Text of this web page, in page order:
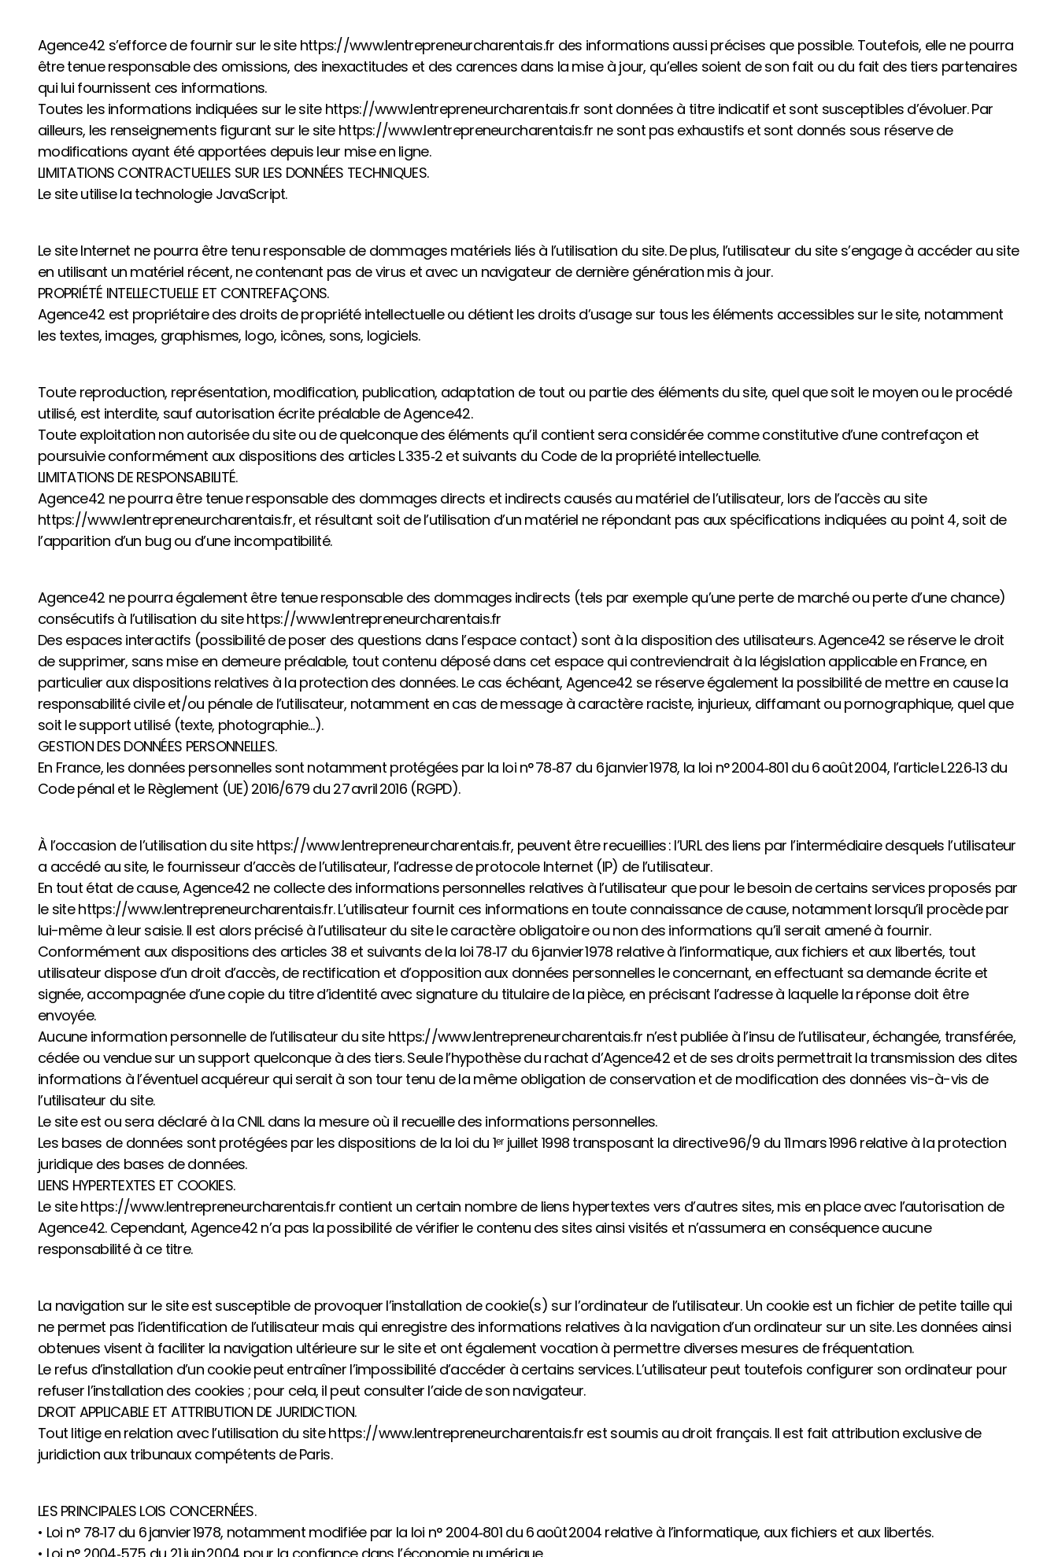
Agence42 s’efforce de fournir sur le site https://www.lentrepreneurcharentais.fr des informations aussi précises que possible. Toutefois, elle ne pourra
être tenue responsable des omissions, des inexactitudes et des carences dans la mise à jour, qu’elles soient de son fait ou du fait des tiers partenaires
qui lui fournissent ces informations.
Toutes les informations indiquées sur le site https://www.lentrepreneurcharentais.fr sont données à titre indicatif et sont susceptibles d’évoluer. Par
ailleurs, les renseignements figurant sur le site https://www.lentrepreneurcharentais.fr ne sont pas exhaustifs et sont donnés sous réserve de
modifications ayant été apportées depuis leur mise en ligne.
LIMITATIONS CONTRACTUELLES SUR LES DONNÉES TECHNIQUES.
Le site utilise la technologie JavaScript.
Le site Internet ne pourra être tenu responsable de dommages matériels liés à l’utilisation du site. De plus, l’utilisateur du site s’engage à accéder au site
en utilisant un matériel récent, ne contenant pas de virus et avec un navigateur de dernière génération mis à jour.
PROPRIÉTÉ INTELLECTUELLE ET CONTREFAÇONS.
Agence42 est propriétaire des droits de propriété intellectuelle ou détient les droits d’usage sur tous les éléments accessibles sur le site, notamment
les textes, images, graphismes, logo, icônes, sons, logiciels.
Toute reproduction, représentation, modification, publication, adaptation de tout ou partie des éléments du site, quel que soit le moyen ou le procédé
utilisé, est interdite, sauf autorisation écrite préalable de Agence42.
Toute exploitation non autorisée du site ou de quelconque des éléments qu’il contient sera considérée comme constitutive d’une contrefaçon et
poursuivie conformément aux dispositions des articles L 335‑2 et suivants du Code de la propriété intellectuelle.
LIMITATIONS DE RESPONSABILITÉ.
Agence42 ne pourra être tenue responsable des dommages directs et indirects causés au matériel de l’utilisateur, lors de l’accès au site
https://www.lentrepreneurcharentais.fr, et résultant soit de l’utilisation d’un matériel ne répondant pas aux spécifications indiquées au point 4, soit de
l’apparition d’un bug ou d’une incompatibilité.
Agence42 ne pourra également être tenue responsable des dommages indirects (tels par exemple qu’une perte de marché ou perte d’une chance)
consécutifs à l’utilisation du site https://www.lentrepreneurcharentais.fr
Des espaces interactifs (possibilité de poser des questions dans l’espace contact) sont à la disposition des utilisateurs. Agence42 se réserve le droit
de supprimer, sans mise en demeure préalable, tout contenu déposé dans cet espace qui contreviendrait à la législation applicable en France, en
particulier aux dispositions relatives à la protection des données. Le cas échéant, Agence42 se réserve également la possibilité de mettre en cause la
responsabilité civile et/ou pénale de l’utilisateur, notamment en cas de message à caractère raciste, injurieux, diffamant ou pornographique, quel que
soit le support utilisé (texte, photographie…).
GESTION DES DONNÉES PERSONNELLES.
En France, les données personnelles sont notamment protégées par la loi n° 78‑87 du 6 janvier 1978, la loi n° 2004‑801 du 6 août 2004, l’article L 226‑13 du
Code pénal et le Règlement (UE) 2016/679 du 27 avril 2016 (RGPD).
À l’occasion de l’utilisation du site https://www.lentrepreneurcharentais.fr, peuvent être recueillies : l’URL des liens par l’intermédiaire desquels l’utilisateur
a accédé au site, le fournisseur d’accès de l’utilisateur, l’adresse de protocole Internet (IP) de l’utilisateur.
En tout état de cause, Agence42 ne collecte des informations personnelles relatives à l’utilisateur que pour le besoin de certains services proposés par
le site https://www.lentrepreneurcharentais.fr. L’utilisateur fournit ces informations en toute connaissance de cause, notamment lorsqu’il procède par
lui-même à leur saisie. Il est alors précisé à l’utilisateur du site le caractère obligatoire ou non des informations qu’il serait amené à fournir.
Conformément aux dispositions des articles 38 et suivants de la loi 78‑17 du 6 janvier 1978 relative à l’informatique, aux fichiers et aux libertés, tout
utilisateur dispose d’un droit d’accès, de rectification et d’opposition aux données personnelles le concernant, en effectuant sa demande écrite et
signée, accompagnée d’une copie du titre d’identité avec signature du titulaire de la pièce, en précisant l’adresse à laquelle la réponse doit être
envoyée.
Aucune information personnelle de l’utilisateur du site https://www.lentrepreneurcharentais.fr n’est publiée à l’insu de l’utilisateur, échangée, transférée,
cédée ou vendue sur un support quelconque à des tiers. Seule l’hypothèse du rachat d’Agence42 et de ses droits permettrait la transmission des dites
informations à l’éventuel acquéreur qui serait à son tour tenu de la même obligation de conservation et de modification des données vis-à-vis de
l’utilisateur du site.
Le site est ou sera déclaré à la CNIL dans la mesure où il recueille des informations personnelles.
Les bases de données sont protégées par les dispositions de la loi du 1ᵉʳ juillet 1998 transposant la directive 96/9 du 11 mars 1996 relative à la protection
juridique des bases de données.
LIENS HYPERTEXTES ET COOKIES.
Le site https://www.lentrepreneurcharentais.fr contient un certain nombre de liens hypertextes vers d’autres sites, mis en place avec l’autorisation de
Agence42. Cependant, Agence42 n’a pas la possibilité de vérifier le contenu des sites ainsi visités et n’assumera en conséquence aucune
responsabilité à ce titre.
La navigation sur le site est susceptible de provoquer l’installation de cookie(s) sur l’ordinateur de l’utilisateur. Un cookie est un fichier de petite taille qui
ne permet pas l’identification de l’utilisateur mais qui enregistre des informations relatives à la navigation d’un ordinateur sur un site. Les données ainsi
obtenues visent à faciliter la navigation ultérieure sur le site et ont également vocation à permettre diverses mesures de fréquentation.
Le refus d’installation d’un cookie peut entraîner l’impossibilité d’accéder à certains services. L’utilisateur peut toutefois configurer son ordinateur pour
refuser l’installation des cookies ; pour cela, il peut consulter l’aide de son navigateur.
DROIT APPLICABLE ET ATTRIBUTION DE JURIDICTION.
Tout litige en relation avec l’utilisation du site https://www.lentrepreneurcharentais.fr est soumis au droit français. Il est fait attribution exclusive de
juridiction aux tribunaux compétents de Paris.
LES PRINCIPALES LOIS CONCERNÉES.
• Loi n° 78‑17 du 6 janvier 1978, notamment modifiée par la loi n° 2004‑801 du 6 août 2004 relative à l’informatique, aux fichiers et aux libertés.